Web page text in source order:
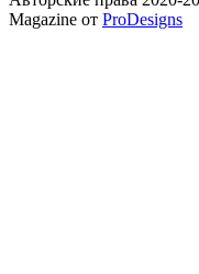
Magazine от ProDesigns